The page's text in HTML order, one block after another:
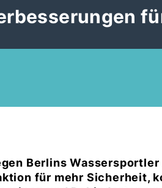
Berlins Wassersportler
für mehr Sicherheit,